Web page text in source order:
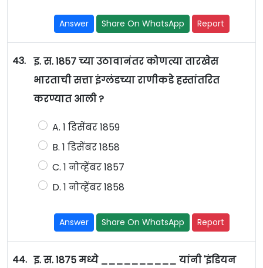
Answer Share On WhatsApp Report
43. इ. स. 1857 च्या उठावानंतर कोणत्या तारखेस
भारताची सत्ता इंग्लंडच्या राणीकडे हस्तांतरित
करण्यात आली ?
A. 1 डिसेंबर 1859
B. 1 डिसेंबर 1858
C. 1 नोव्हेंबर 1857
D. 1 नोव्हेंबर 1858
Answer Share On WhatsApp Report
44. इ. स. 1875 मध्ये __________ यांनी 'इंडियन